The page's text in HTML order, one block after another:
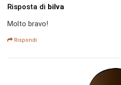
Risposta di bilva
Molto bravo!
Rispondi